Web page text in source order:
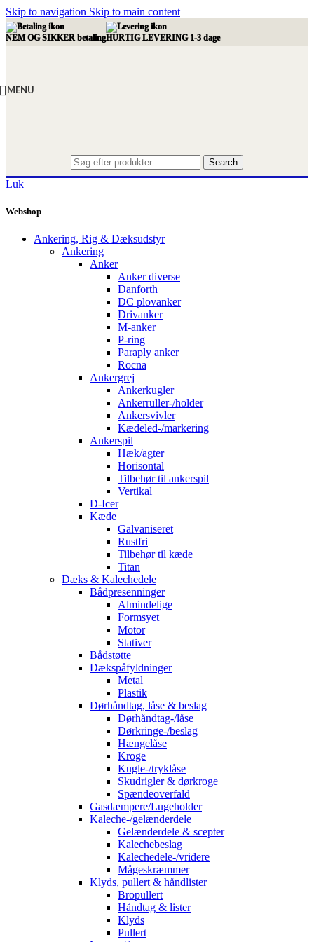
Skip to navigation Skip to main content
NEM OG SIKKER betalingHURTIG LEVERING 1-3 dage
MENU
Search
Luk
Webshop
Ankering, Rig & Dæksudstyr
Ankering
Anker
Anker diverse
Danforth
DC plovanker
Drivanker
M-anker
P-ring
Paraply anker
Rocna
Ankergrej
Ankerkugler
Ankerruller-/holder
Ankersvivler
Kædeled-/markering
Ankerspil
Hæk/agter
Horisontal
Tilbehør til ankerspil
Vertikal
D-Icer
Kæde
Galvaniseret
Rustfri
Tilbehør til kæde
Titan
Dæks & Kalechedele
Bådpresenninger
Almindelige
Formsyet
Motor
Stativer
Bådstøtte
Dækspåfyldninger
Metal
Plastik
Dørhåndtag, låse & beslag
Dørhåndtag-/låse
Dørkringe-/beslag
Hængelåse
Kroge
Kugle-/tryklåse
Skudrigler & dørkroge
Spændeoverfald
Gasdæmpere/Lugeholder
Kaleche-/gelænderdele
Gelænderdele & scepter
Kalechebeslag
Kalechedele-/vridere
Mågeskræmmer
Klyds, pullert & håndlister
Bropullert
Håndtag & lister
Klyds
Pullert